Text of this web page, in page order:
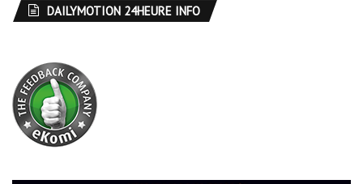
DAILYMOTION 24HEURE INFO